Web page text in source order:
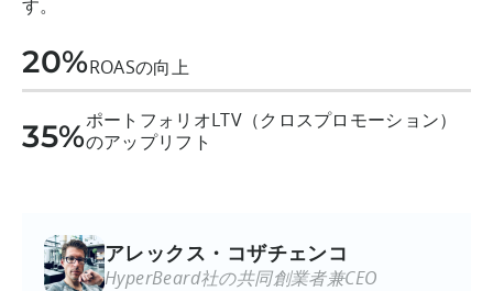
す。
20%ROASの向上
35%ポートフォリオLTV（クロスプロモーション）
のアップリフト
アレックス・コザチェンコ
HyperBeard社の共同創業者兼CEO